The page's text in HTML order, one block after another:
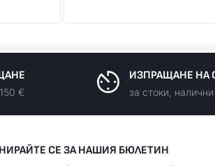
€
ИЗПРАЩАНЕ НА
за стоки,
СЕ ЗА НАШИЯ БЮЛЕТИН